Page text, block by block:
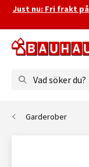
Just nu: Fri frakt
Vad söker du?
Garderober